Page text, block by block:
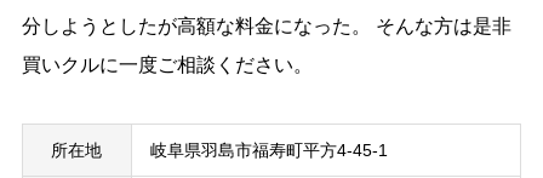
分しようとしたが高額な料金になった。 そんな方は是非
買いクルに一度ご相談ください。
所在地 岐阜県羽島市福寿町平方4-45-1